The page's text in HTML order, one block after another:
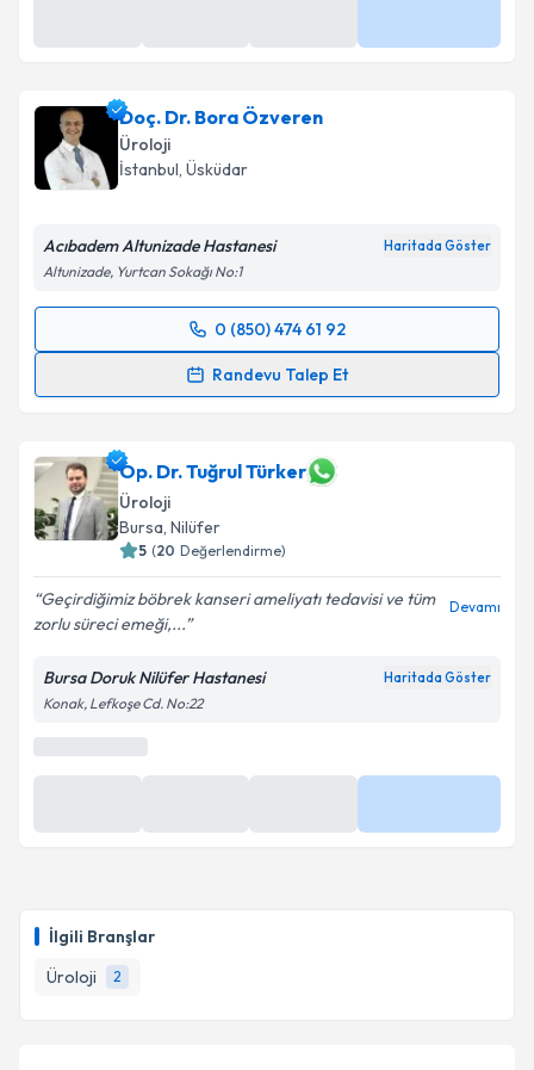
İlgili Branşlar
Üroloji
2
Doç. Dr. Bora Özveren
Üroloji
İstanbul, Üsküdar
Acıbadem Altunizade Hastanesi Haritada Göster
Altunizade, Yurtcan Sokağı No:1
0 (850) 474 61 92
Randevu Talep Et
Randevu Takvimi Talebi
takvim hazırlandığında e-posta ile bilgilendireceğiz.
E-posta Adresiniz
Kişisel verilerimin işlenmesine ilişkin
kapsamda işlenmesini kabul ediyorum.
Op. Dr. Tuğrul Türker
Üroloji
Bursa, Nilüfer
5 (20 Değerlendirme)
Geçirdiğimiz böbrek kanseri ameliyatı tedavisi ve tüm
zorlu süreci emeği,...
Devamı
Bursa Doruk Nilüfer Hastanesi Haritada Göster
Konak, Lefkoşe Cd. No:22